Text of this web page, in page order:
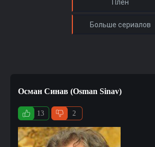
Осман Синав (Osman Sinav)
13 2